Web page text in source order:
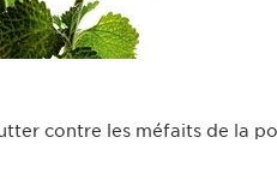
contre les méfaits de la